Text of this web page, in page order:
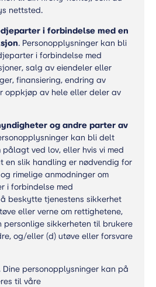
nettsted.
i forbindelse med en
. Personopplysninger kan bli
i forbindelse med
salg av eiendeler eller
finansiering, endring av
oppkjøp av hele eller deler av
og andre parter av
kan bli delt
ved lov, eller hvis vi med
en slik handling er nødvendig for
rimelige anmodninger om
i forbindelse med
beskytte tjenestens sikkerhet
eller verne om rettighetene,
personlige sikkerheten til brukere
og/eller (d) utøve eller forsvare
Dine personopplysninger kan på
til våre